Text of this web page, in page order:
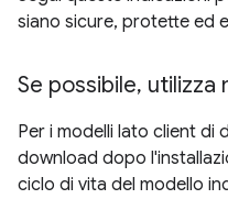
siano sicure, protette ed
Se possibile, utilizza
Per i modelli lato client di
download dopo
ciclo di vita del modello